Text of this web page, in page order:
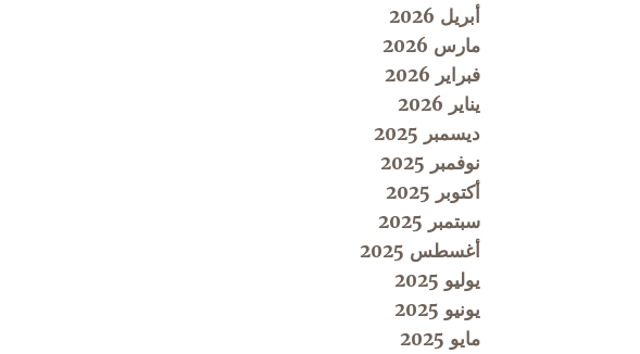
أبريل 2026
مارس 2026
فبراير 2026
يناير 2026
ديسمبر 2025
نوفمبر 2025
أكتوبر 2025
سبتمبر 2025
أغسطس 2025
يوليو 2025
يونيو 2025
مايو 2025